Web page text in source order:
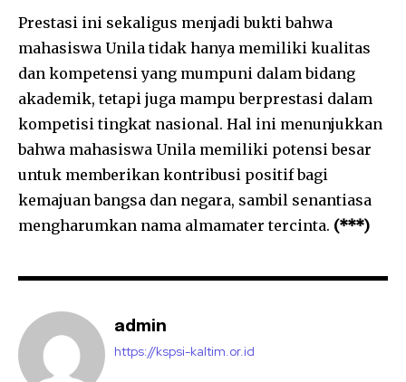
Prestasi ini sekaligus menjadi bukti bahwa
mahasiswa Unila tidak hanya memiliki kualitas
dan kompetensi yang mumpuni dalam bidang
akademik, tetapi juga mampu berprestasi dalam
kompetisi tingkat nasional. Hal ini menunjukkan
bahwa mahasiswa Unila memiliki potensi besar
untuk memberikan kontribusi positif bagi
kemajuan bangsa dan negara, sambil senantiasa
mengharumkan nama almamater tercinta. (***)
admin
https://kspsi-kaltim.or.id